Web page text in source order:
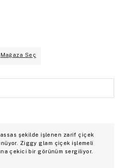
Mağaza Seç
şekilde işlenen zarif çiçek
Ziggy glam çiçek işlemeli
çekici bir görünüm sergiliyor.